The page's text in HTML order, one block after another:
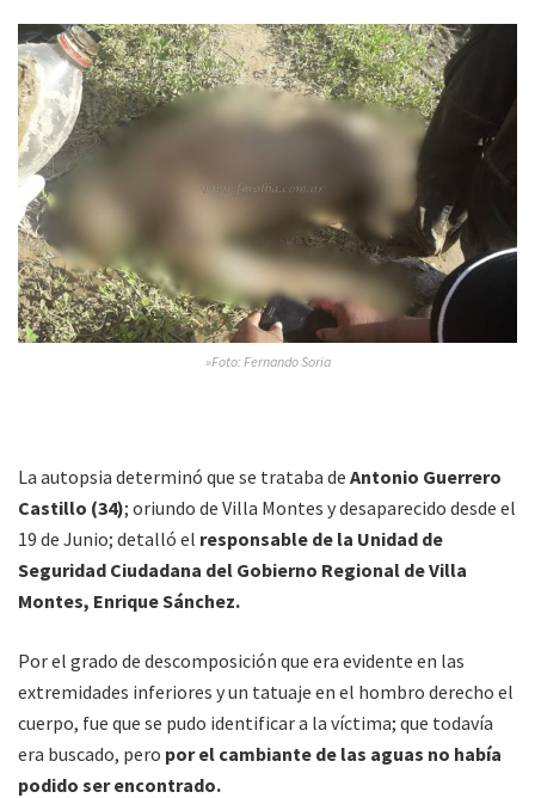
»Foto: Fernando Soria
La autopsia determinó que se trataba de Antonio Guerrero
Castillo (34); oriundo de Villa Montes y desaparecido desde el
19 de Junio; detalló el responsable de la Unidad de
Seguridad Ciudadana del Gobierno Regional de Villa
Montes, Enrique Sánchez.
Por el grado de descomposición que era evidente en las
extremidades inferiores y un tatuaje en el hombro derecho el
cuerpo, fue que se pudo identificar a la víctima; que todavía
era buscado, pero por el cambiante de las aguas no había
podido ser encontrado.